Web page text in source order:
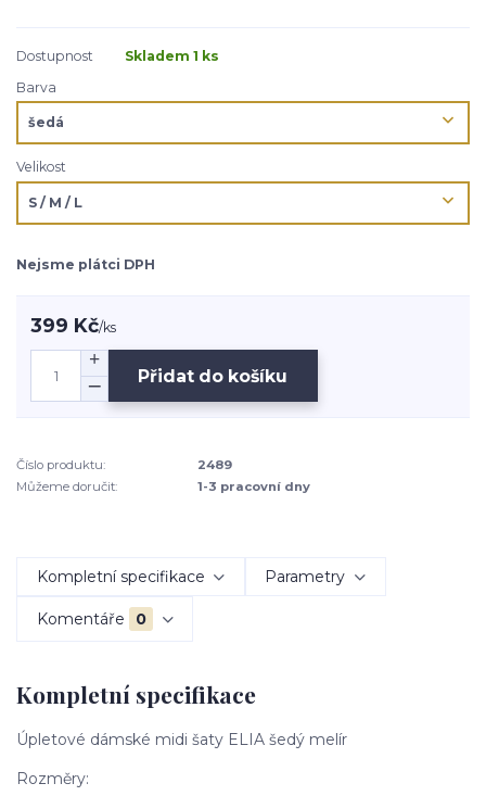
Dostupnost
Skladem 1 ks
Barva
Velikost
Nejsme plátci DPH
399 Kč/ks
Přidat do košíku
Číslo produktu:
2489
Můžeme doručit:
1-3 pracovní dny
Kompletní specifikace Parametry
Komentáře 0
Kompletní specifikace
Úpletové dámské midi šaty ELIA šedý melír
Rozměry: